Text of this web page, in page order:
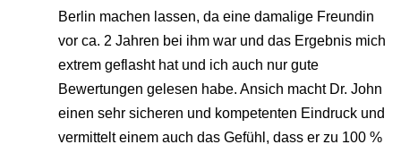
Berlin machen lassen, da eine damalige Freundin
vor ca. 2 Jahren bei ihm war und das Ergebnis mich
extrem geflasht hat und ich auch nur gute
Bewertungen gelesen habe. Ansich macht Dr. John
einen sehr sicheren und kompetenten Eindruck und
vermittelt einem auch das Gefühl, dass er zu 100 %